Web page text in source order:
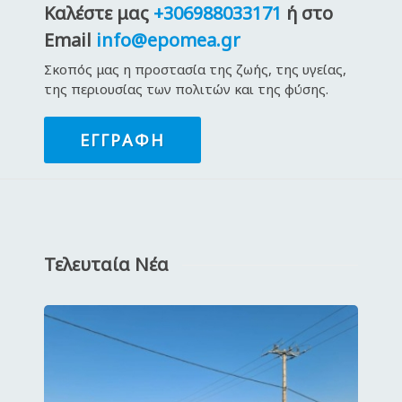
Καλέστε μας +306988033171 ή στο
Email info@epomea.gr
Σκοπός μας η προστασία της ζωής, της υγείας,
της περιουσίας των πολιτών και της φύσης.
ΕΓΓΡΑΦΉ
Τελευταία Νέα